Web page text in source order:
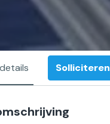
Solliciteren